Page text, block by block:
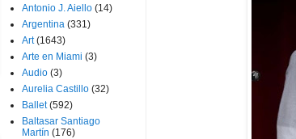
Antonio J. Aiello (14)
Argentina (331)
Art (1643)
Arte en Miami (3)
Audio (3)
Aurelia Castillo (32)
Ballet (592)
Baltasar Santiago
Martín (176)